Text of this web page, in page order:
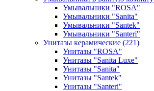
Умывальники "ROSA"
Умывальники "Sanita"
Умывальники "Santek"
Умывальники "Santeri"
Унитазы керамические (221)
Унитазы "ROSA"
Унитазы "Sanita Luxe"
Унитазы "Sanita"
Унитазы "Santek"
Унитазы "Santeri"